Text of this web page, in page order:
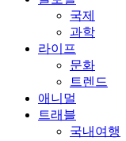
국제
과학
라이프
문화
트렌드
애니멀
트래블
국내여행